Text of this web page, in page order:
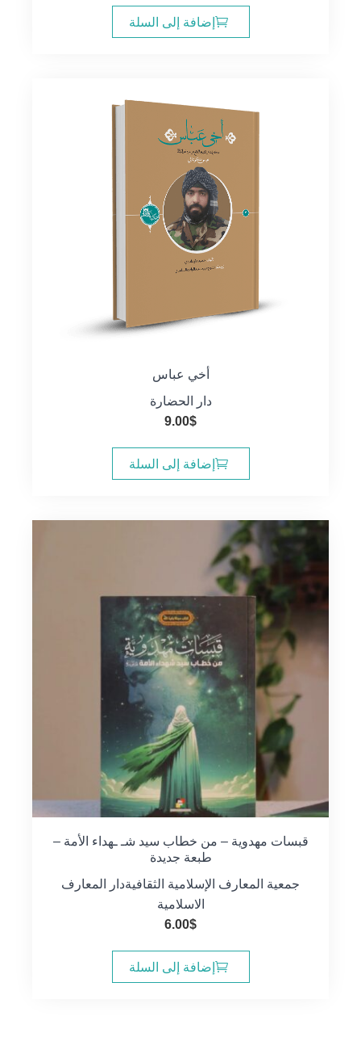
إضافة إلى السلة
أخي عباس
دار الحضارة
9.00$
إضافة إلى السلة
قبسات مهدوية – من خطاب سيد شـ ـهداء الأمة –
طبعة جديدة
جمعية المعارف الإسلامية الثقافيةدار المعارف
الاسلامية
6.00$
إضافة إلى السلة